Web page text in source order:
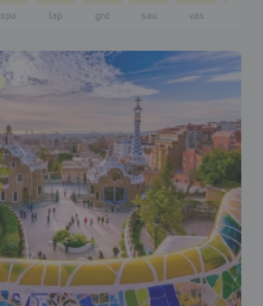
spa lap grd sau vas